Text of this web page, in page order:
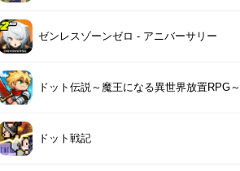
ゼンレスゾーンゼロ - アニバーサリー
ドット伝説～魔王になる異世界放置RPG～
ドット戦記